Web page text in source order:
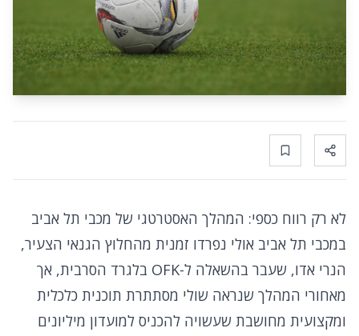
Share
Bookmark
לא רק רווח כספי: המהלך האסטרטגי של מכבי תל אביב
במכבי תל אביב אולי נפרדו זמנית מהחלוץ הגנאי הצעיר,
הנרי אדו, שעבר בהשאלה ל-OFK בלגרד הסרבית, אך
מאחורי המהלך שנראה שולי מסתתרת תוכנית כלכלית
ומקצועית מחושבת שעשויה להכניס למועדון מיליונים